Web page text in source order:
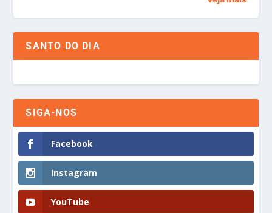
SANTO DO DIA
SIGA-NOS
Facebook
Instagram
YouTube